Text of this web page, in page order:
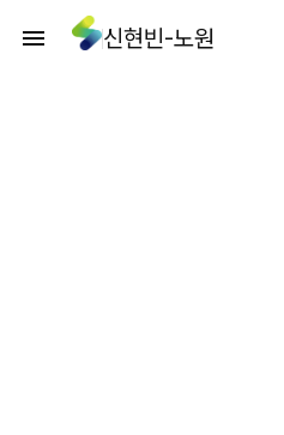
신현빈-노원